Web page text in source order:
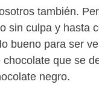
también.
sin culpa y hasta
bueno para ser
que se
negro.